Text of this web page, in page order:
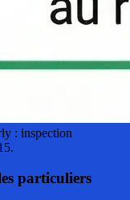
: inspection
particuliers